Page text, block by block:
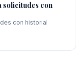
solicitudes con
con historial